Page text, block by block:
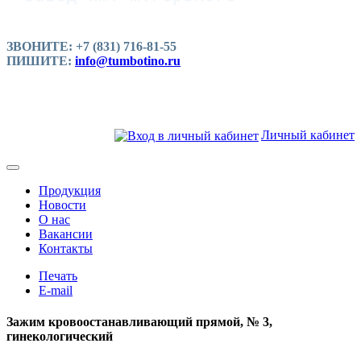
ЗВОНИТЕ: +7 (831) 716-81-55
ПИШИТЕ: info@tumbotino.ru
Личный кабинет
Продукция
Новости
О нас
Вакансии
Контакты
Печать
E-mail
Зажим кровоостанавливающий прямой, № 3,
гинекологический